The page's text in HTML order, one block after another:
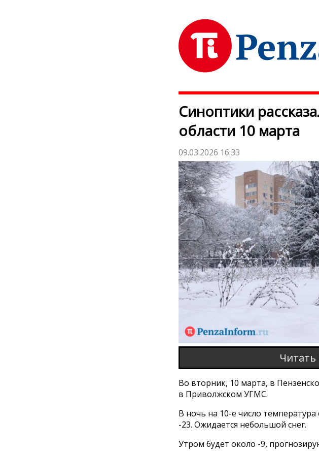
Синоптики
области 10 марта
09.03.2026 16:33
Читать
Во вторник, 10 марта, в
в Приволжском УГМС.
В ночь на 10-е число
-23. Ожидается небольшой снег.
Утром будет около -9,